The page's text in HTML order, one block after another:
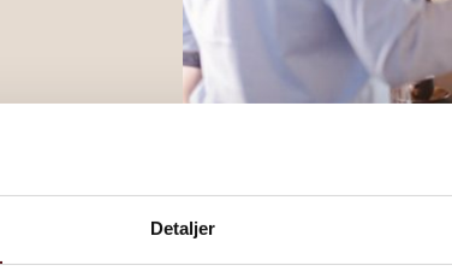
Detaljer